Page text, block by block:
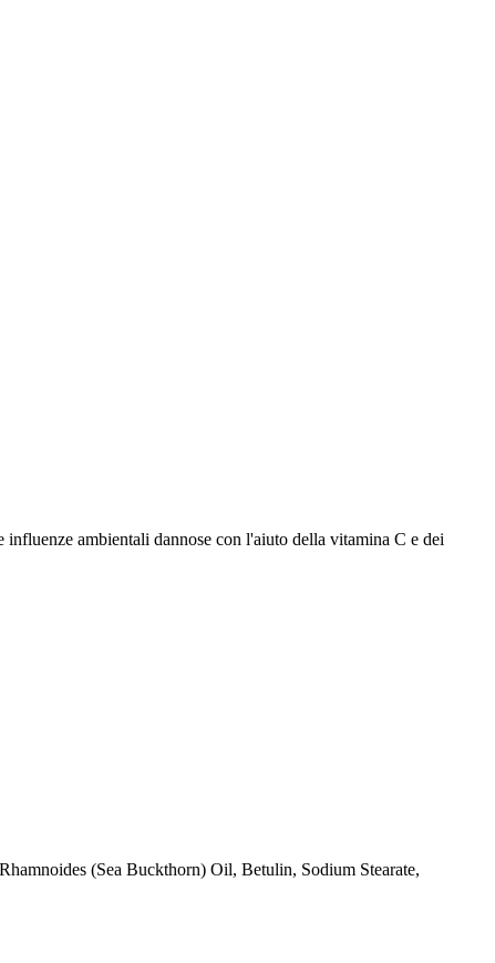
ambientali dannose con l'aiuto della vitamina C e dei
(Sea Buckthorn) Oil, Betulin, Sodium Stearate,